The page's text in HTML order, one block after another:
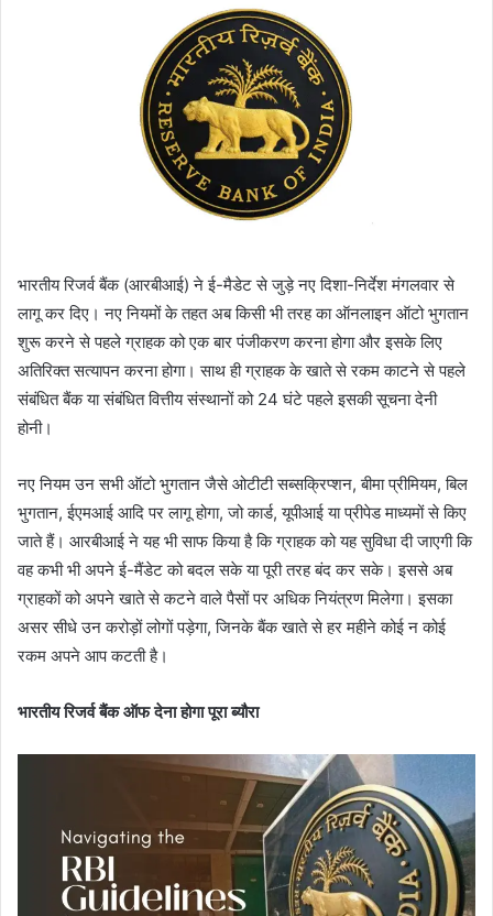
भारतीय रिजर्व बैंक (आरबीआई) ने ई-मैडेट से जुड़े नए दिशा-निर्देश मंगलवार से
लागू कर दिए। नए नियमों के तहत अब किसी भी तरह का ऑनलाइन ऑटो भुगतान
शुरू करने से पहले ग्राहक को एक बार पंजीकरण करना होगा और इसके लिए
अतिरिक्त सत्यापन करना होगा। साथ ही ग्राहक के खाते से रकम काटने से पहले
संबंधित बैंक या संबंधित वित्तीय संस्थानों को 24 घंटे पहले इसकी सूचना देनी
होनी।
नए नियम उन सभी ऑटो भुगतान जैसे ओटीटी सब्सक्रिप्शन, बीमा प्रीमियम, बिल
भुगतान, ईएमआई आदि पर लागू होगा, जो कार्ड, यूपीआई या प्रीपेड माध्यमों से किए
जाते हैं। आरबीआई ने यह भी साफ किया है कि ग्राहक को यह सुविधा दी जाएगी कि
वह कभी भी अपने ई-मैंडेट को बदल सके या पूरी तरह बंद कर सके। इससे अब
ग्राहकों को अपने खाते से कटने वाले पैसों पर अधिक नियंत्रण मिलेगा। इसका
असर सीधे उन करोड़ों लोगों पड़ेगा, जिनके बैंक खाते से हर महीने कोई न कोई
रकम अपने आप कटती है।
भारतीय रिजर्व बैंक ऑफ देना होगा पूरा ब्यौरा